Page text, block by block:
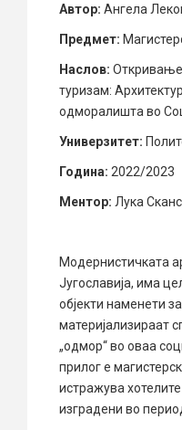
Автор: Ангела
Предмет:
Наслов:
туризам:
одморалишта во
Универзитет:
Година: 2022/2023
Ментор: Лука
Модернистичката
Југославија, има
објекти наменети
материјализираат
„одмор“ во оваа
прилог е
истражува
изградени во